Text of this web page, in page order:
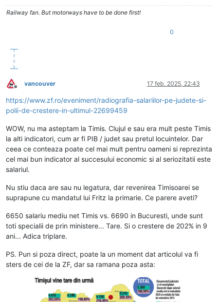
Railway fan. But motorways have to be done first!
0
Deconectat
vancouver 17 feb. 2025, 22:43
https://www.zf.ro/eveniment/radiografia-salariilor-pe-judete-si-
polii-de-crestere-in-ultimul-22699459
WOW, nu ma asteptam la Timis. Clujul e sau era mult peste Timis
la alti indicatori, cum ar fi PIB / judet sau pretul locuintelor. Dar
ceea ce conteaza poate cel mai mult pentru oameni si reprezinta
cel mai bun indicator al succesului economic si al seriozitatii este
salariul.
Nu stiu daca are sau nu legatura, dar revenirea Timisoarei se
suprapune cu mandatul lui Fritz la primarie. Ce parere aveti?
6650 salariu mediu net Timis vs. 6690 in Bucuresti, unde sunt
toti specialii de prin ministere... Tare. Si o crestere de 202% in 9
ani... Adica triplare.
PS. Pun si poza direct, poate la un moment dat articolul va fi
sters de cei de la ZF, dar sa ramana poza asta: